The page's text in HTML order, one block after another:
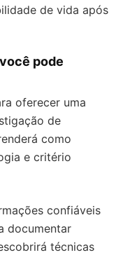
de vida após
pode
oferecer uma
de
como
e critério
confiáveis
documentar
técnicas